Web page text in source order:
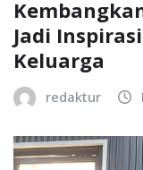
Jadi
Keluarga
redaktur